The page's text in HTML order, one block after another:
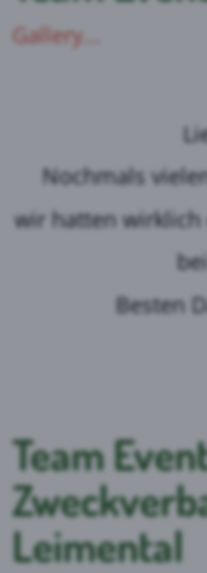
Gallery...
Nochmals
wir hatten
Besten
Team
Leimental